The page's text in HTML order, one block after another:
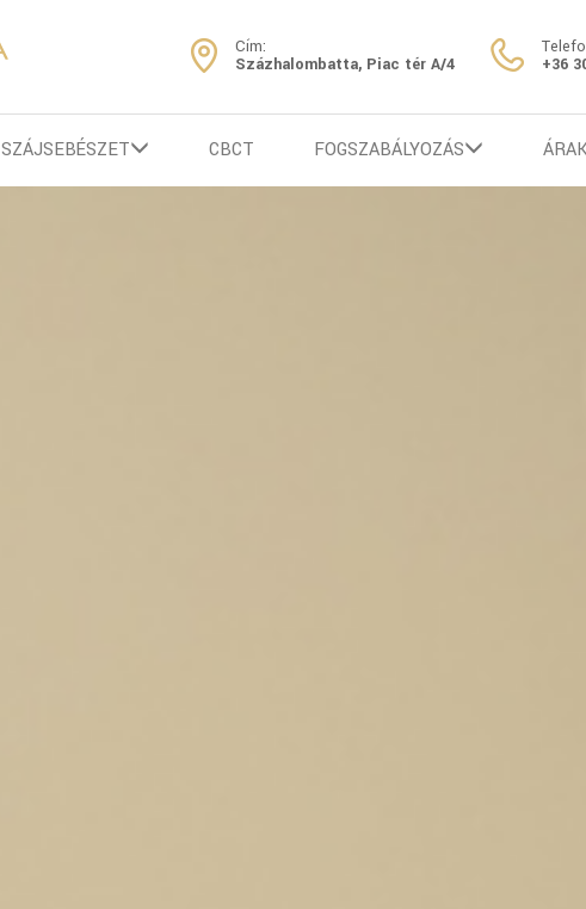
Cím:
Százhalombatta, Piac tér A/4
+36
SZÁJSEBÉSZET CBCT FOGSZABÁLYOZÁS